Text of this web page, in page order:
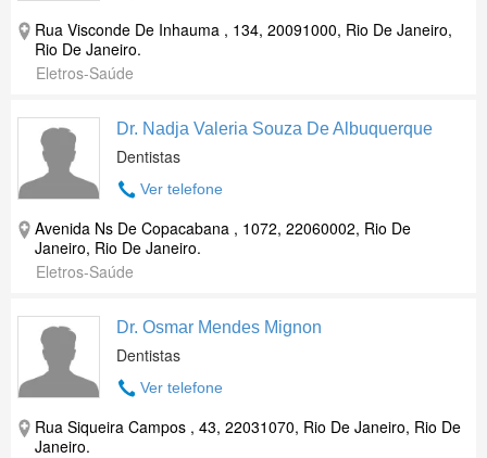
Rua Visconde De Inhauma , 134, 20091000, Rio De Janeiro,
Rio De Janeiro.
Eletros-Saúde
Dr. Nadja Valeria Souza De Albuquerque
Dentistas
Ver telefone
Avenida Ns De Copacabana , 1072, 22060002, Rio De
Janeiro, Rio De Janeiro.
Eletros-Saúde
Dr. Osmar Mendes Mignon
Dentistas
Ver telefone
Rua Siqueira Campos , 43, 22031070, Rio De Janeiro, Rio De
Janeiro.